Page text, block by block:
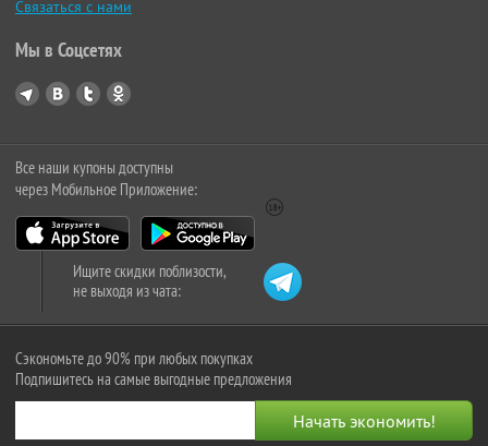
Связаться с нами
Мы в Соцсетях
Все наши купоны доступны
через Мобильное Приложение:
Ищите скидки поблизости,
не выходя из чата:
Сэкономьте до 90% при любых покупках
Подпишитесь на самые выгодные предложения